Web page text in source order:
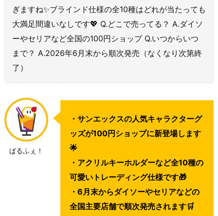
ぎますね✨ブラインド仕様の全10種はどれが当たっても
大満足間違いなしです💖 Q.どこで売ってる？ A.ダイソ
ーやセリアなど全国の100円ショップ Q.いつからいつ
まで？ A.2026年6月末から順次発売（なくなり次第終
了）
ぱるふぇ！
・サンエックスの人気キャラクターグ
ッズが100円ショップに新登場します
🌟
・アクリルキーホルダーなど全10種の
可愛いトレーディング仕様です🎁
・6月末からダイソーやセリアなどの
全国主要店舗で順次発売されます🛒